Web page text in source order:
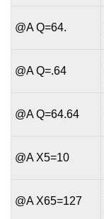
@A Q=64.
@A Q=.64
@A Q=64.64
@A X5=10
@A X65=127